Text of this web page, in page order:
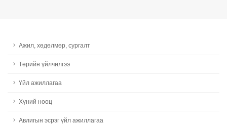
Ажил, хөдөлмөр, сургалт
Төрийн үйлчилгээ
Үйл ажиллагаа
Хүний нөөц
Авлигын эсрэг үйл ажиллагаа